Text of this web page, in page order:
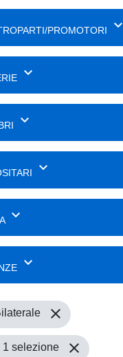
PROMOTORI keyboard_arrow_down
keyboard_arrow_down
keyboard_arrow_down
keyboard_arrow_down
keyboard_arrow_down
keyboard_arrow_down
close
1 selezione close